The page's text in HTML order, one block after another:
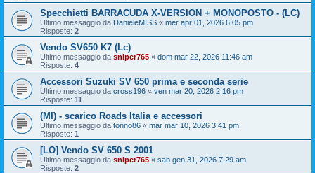
Specchietti BARRACUDA X-VERSION + MONOPOSTO - (LC)
Ultimo messaggio da DanieleMISS « mer apr 01, 2026 6:05 pm
Risposte: 2
Vendo SV650 K7 (Lc)
Ultimo messaggio da sniper765 « dom mar 22, 2026 11:46 am
Risposte: 4
Accessori Suzuki SV 650 prima e seconda serie
Ultimo messaggio da cross196 « ven mar 20, 2026 2:16 pm
Risposte: 11
(MI) - scarico Roads Italia e accessori
Ultimo messaggio da tonno86 « mar mar 10, 2026 3:41 pm
Risposte: 1
[LO] Vendo SV 650 S 2001
Ultimo messaggio da sniper765 « sab gen 31, 2026 7:29 am
Risposte: 2